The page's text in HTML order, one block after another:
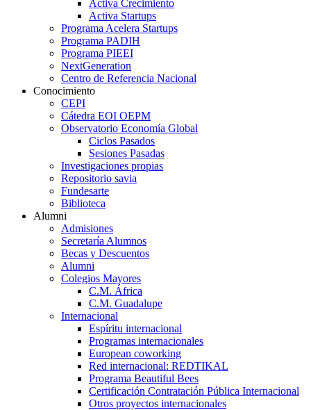
Activa Crecimiento
Activa Startups
Programa Acelera Startups
Programa PADIH
Programa PIEEI
NextGeneration
Centro de Referencia Nacional
Conocimiento
CEPI
Cátedra EOI OEPM
Observatorio Economía Global
Ciclos Pasados
Sesiones Pasadas
Investigaciones propias
Repositorio savia
Fundesarte
Biblioteca
Alumni
Admisiones
Secretaría Alumnos
Becas y Descuentos
Alumni
Colegios Mayores
C.M. África
C.M. Guadalupe
Internacional
Espíritu internacional
Programas internacionales
European coworking
Red internacional: REDTIKAL
Programa Beautiful Bees
Certificación Contratación Pública Internacional
Otros proyectos internacionales